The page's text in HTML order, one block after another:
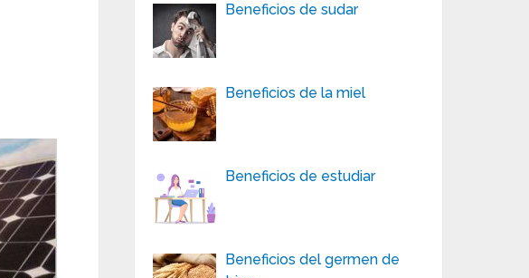
Beneficios de sudar
Beneficios de la miel
Beneficios de estudiar
Beneficios del germen de